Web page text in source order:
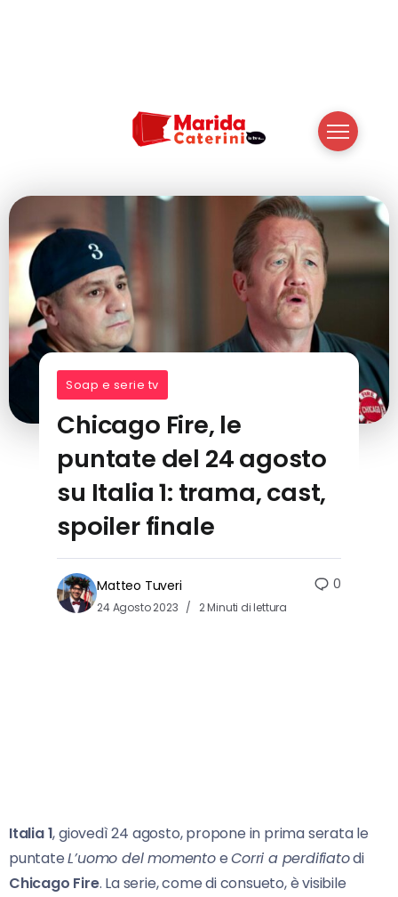
Soap e serie tv
Chicago Fire, le
puntate del 24 agosto
su Italia 1: trama, cast,
spoiler finale
Matteo Tuveri
24 Agosto 2023 2 Minuti di lettura
0
Italia 1, giovedì 24 agosto, propone in prima serata le
puntateL’uomo del momentoeCorri a perdifiatodi
Chicago Fire. La serie, come di consueto, è visibile